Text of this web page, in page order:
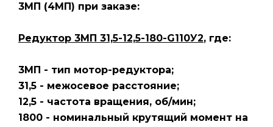
3МП (4МП) при заказе:
Редуктор 3МП 31,5-12,5-180-G110У2, где:
3МП - тип мотор-редуктора;
31,5 - межосевое расстояние;
12,5 - частота вращения, об/мин;
1800 - номинальный крутящий момент на